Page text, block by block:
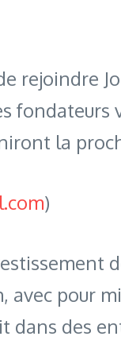
rejoindre
la
)
avec pour
dans des